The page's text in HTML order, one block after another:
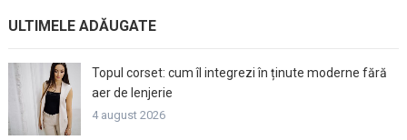
ULTIMELE ADĂUGATE
Topul corset: cum îl integrezi în ținute moderne fără
aer de lenjerie
4 august 2026